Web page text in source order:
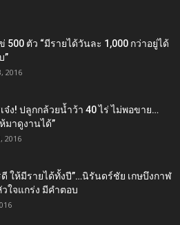
500 ตัว “มีรายได้วันละ 1,000 กว่าอยู่ได้
”
2016
จ๋ง! ปลูกกล้วยน้ำว้า 40 ไร่ ไม่พอขาย…
มาดูงานได้”‬
2016
ดี ให้มีรายได้ทั้งปี”…นิรันดร์ชัย เกษบึงกาฬ
วใจแกร่ง มีคำตอบ